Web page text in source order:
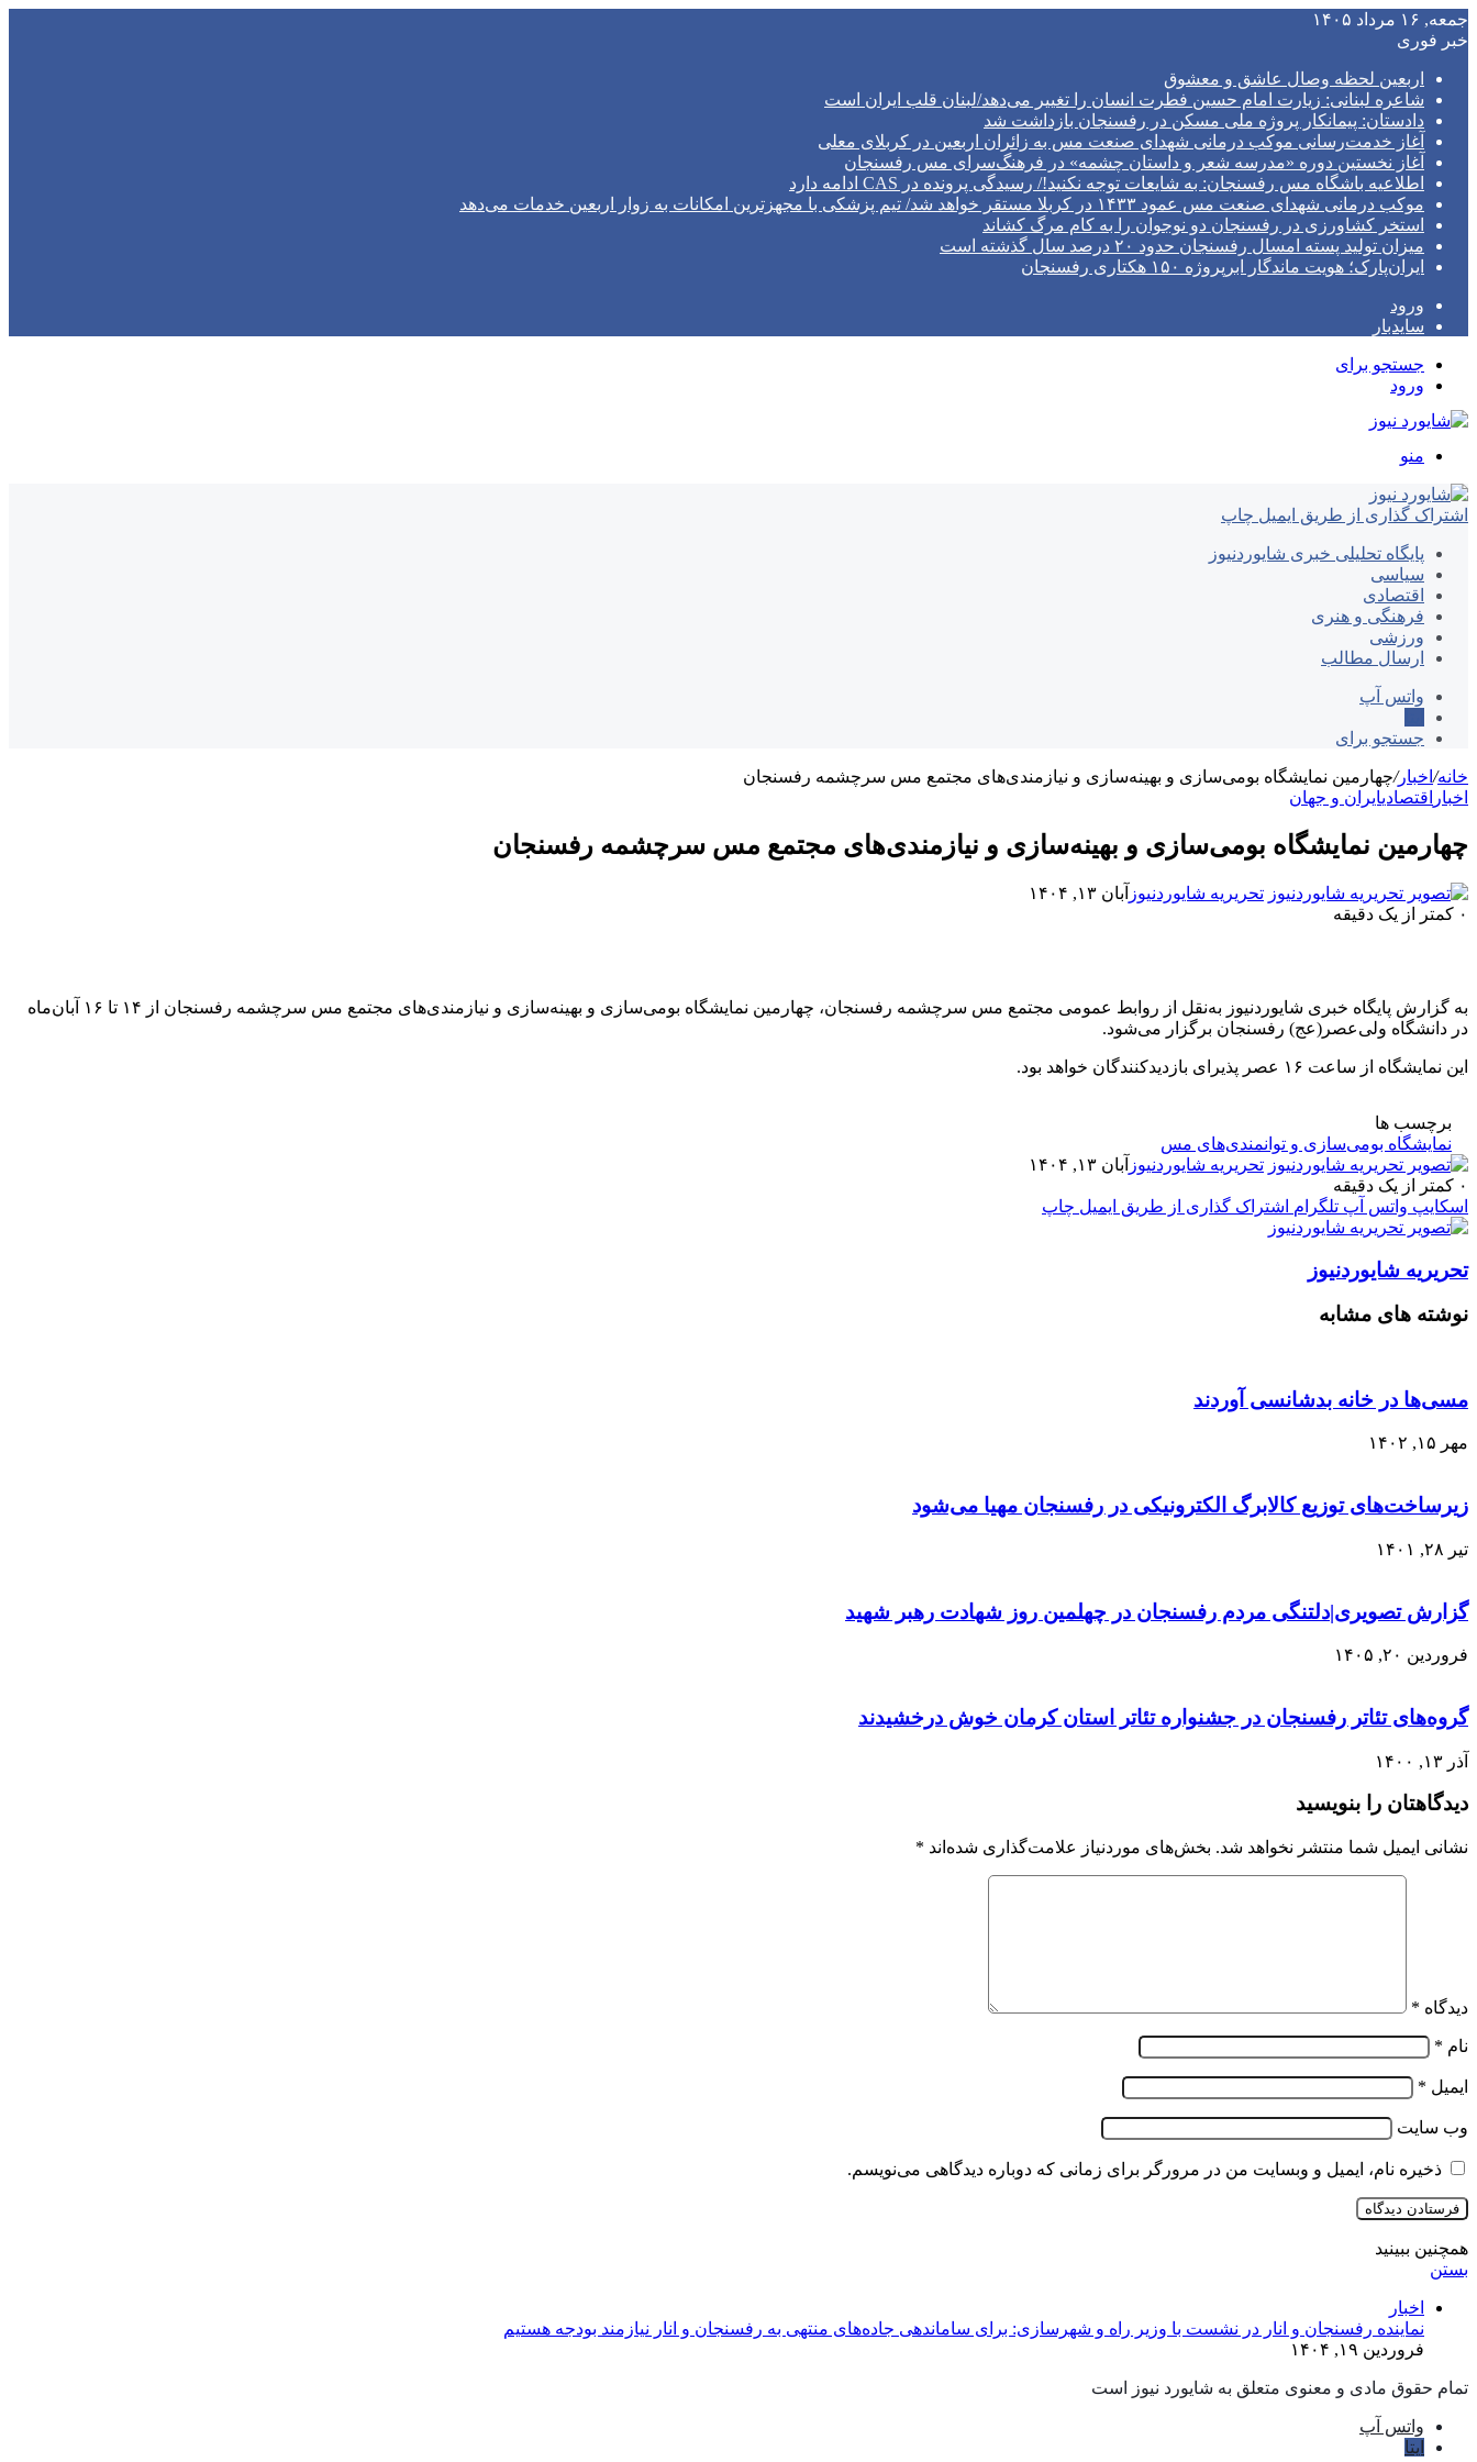
جمعه, ۱۶ مرداد ۱۴۰۵
خبر فوری
اربعین لحظه وصال عاشق و معشوق
شاعره لبنانی: زیارت امام حسین فطرت انسان را تغییر می‌دهد/لبنان قلب ایران است
دادستان: پیمانکار پروژه ملی مسکن در رفسنجان بازداشت شد
آغاز خدمت‌رسانی موکب درمانی شهدای صنعت مس به زائران اربعین در کربلای معلی
آغاز نخستین دوره «مدرسه شعر و داستان چشمه» در فرهنگ‌سرای مس رفسنجان
اطلاعیه باشگاه مس رفسنجان: به شایعات توجه نکنید!/ رسیدگی پرونده در CAS ادامه دارد
موکب درمانی شهدای صنعت مس عمود ۱۴۳۳ در کربلا مستقر خواهد شد/ تیم پزشکی با مجهزترین امکانات به زوار اربعین خدمات می‌دهد
استخر کشاورزی در رفسنجان دو نوجوان را به کام مرگ کشاند
میزان تولید پسته امسال رفسنجان حدود ۲۰ درصد سال گذشته است
ایران‌پارک؛ هویت ماندگار ابرپروژه ۱۵۰ هکتاری رفسنجان
ورود
سایدبار
جستجو برای
ورود
منو
اشتراک گذاری از طریق ایمیل چاپ
پایگاه تحلیلی خبری شایوردنیوز
سیاسی
اقتصادی
فرهنگی و هنری
ورزشی
ارسال مطالب
واتس آپ
جستجو برای
خانه/ اخبار/چهارمین نمایشگاه بومی‌سازی و بهینه‌سازی و نیازمندی‌های مجتمع مس سرچشمه رفسنجان
اخبار اقتصادیایران و جهان
چهارمین نمایشگاه بومی‌سازی و بهینه‌سازی و نیازمندی‌های مجتمع مس سرچشمه رفسنجان
تحریریه شایوردنیوز آبان ۱۳, ۱۴۰۴
۰ کمتر از یک دقیقه
به گزارش پایگاه خبری شایوردنیوز به‌نقل از روابط‌ عمومی مجتمع مس سرچشمه رفسنجان، چهارمین نمایشگاه بومی‌سازی و بهینه‌سازی و نیازمندی‌های مجتمع مس سرچشمه رفسنجان از ۱۴ تا ۱۶ آبان‌ماه
در دانشگاه ولی‌عصر(عج) رفسنجان برگزار می‌شود.
این نمایشگاه از ساعت ۱۶ عصر پذیرای بازدیدکنندگان خواهد بود.
برچسب ها
نمایشگاه بومی‌سازی و توانمندی‌‌های مس
تحریریه شایوردنیوز آبان ۱۳, ۱۴۰۴
۰ کمتر از یک دقیقه
اسکایپ واتس آپ تلگرام اشتراک گذاری از طریق ایمیل چاپ
تحریریه شایوردنیوز
نوشته های مشابه
مسی‌ها در خانه بدشانسی آوردند
مهر ۱۵, ۱۴۰۲
زیرساخت‌های توزیع کالابرگ الکترونیکی در رفسنجان مهیا می‌شود
تیر ۲۸, ۱۴۰۱
گزارش تصویری|دلتنگی مردم رفسنجان در چهلمین روز شهادت رهبر شهید
فروردین ۲۰, ۱۴۰۵
گروه‌های تئاتر رفسنجان در جشنواره تئاتر استان کرمان خوش درخشیدند
آذر ۱۳, ۱۴۰۰
دیدگاهتان را بنویسید
نشانی ایمیل شما منتشر نخواهد شد. بخش‌های موردنیاز علامت‌گذاری شده‌اند *
دیدگاه *
نام *
ایمیل *
وب‌ سایت
ذخیره نام، ایمیل و وبسایت من در مرورگر برای زمانی که دوباره دیدگاهی می‌نویسم.
همچنین ببینید
بستن
اخبار
نماینده رفسنجان و انار در نشست با وزیر راه و شهرسازی: برای ساماندهی جاده‌های منتهی به رفسنجان و انار نیازمند بودجه هستیم
فروردین ۱۹, ۱۴۰۴
تمام حقوق مادی و معنوی متعلق به شایورد نیوز است
واتس آپ
ایتا